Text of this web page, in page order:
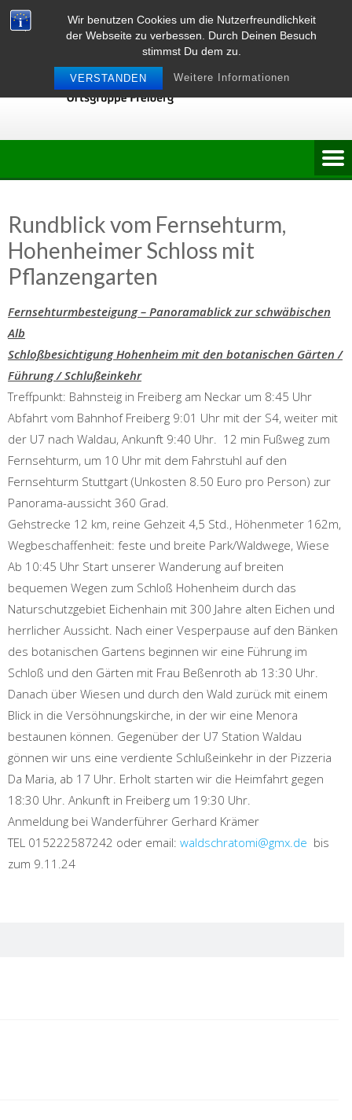
Wir benutzen Cookies um die Nutzerfreundlichkeit
der Webseite zu verbessen. Durch Deinen Besuch
stimmst Du dem zu.
VERSTANDEN Weitere Informationen
Skip
to
Rundblick vom Fernsehturm,
Hohenheimer Schloss mit
Pflanzengarten
Fernsehturmbesteigung – Panoramablick zur schwäbischen
Alb
Schloßbesichtigung Hohenheim mit den botanischen Gärten /
Führung / Schlußeinkehr
Treffpunkt: Bahnsteig in Freiberg am Neckar um 8:45 Uhr
Abfahrt vom Bahnhof Freiberg 9:01 Uhr mit der S4, weiter mit
der U7 nach Waldau, Ankunft 9:40 Uhr. 12 min Fußweg zum
Fernsehturm, um 10 Uhr mit dem Fahrstuhl auf den
Fernsehturm Stuttgart (Unkosten 8.50 Euro pro Person) zur
Panorama-aussicht 360 Grad.
Gehstrecke 12 km, reine Gehzeit 4,5 Std., Höhenmeter 162m,
Wegbeschaffenheit: feste und breite Park/Waldwege, Wiese
Ab 10:45 Uhr Start unserer Wanderung auf breiten
bequemen Wegen zum Schloß Hohenheim durch das
Naturschutzgebiet Eichenhain mit 300 Jahre alten Eichen und
herrlicher Aussicht. Nach einer Vesperpause auf den Bänken
des botanischen Gartens beginnen wir eine Führung im
Schloß und den Gärten mit Frau Beßenroth ab 13:30 Uhr.
Danach über Wiesen und durch den Wald zurück mit einem
Blick in die Versöhnungskirche, in der wir eine Menora
bestaunen können. Gegenüber der U7 Station Waldau
gönnen wir uns eine verdiente Schlußeinkehr in der Pizzeria
Da Maria, ab 17 Uhr. Erholt starten wir die Heimfahrt gegen
18:30 Uhr. Ankunft in Freiberg um 19:30 Uhr.
Anmeldung bei Wanderführer Gerhard Krämer
TEL 015222587242 oder email: waldschratomi@gmx.de bis
zum 9.11.24